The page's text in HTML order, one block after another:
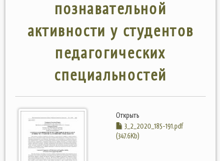
познавательной
активности у студентов
педагогических
специальностей
Открыть
3_2_2020_185-191.pdf
(347.6Kb)